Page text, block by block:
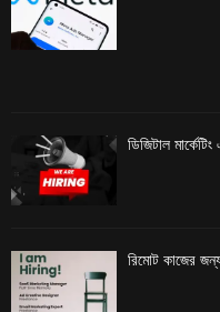
ডিজিটাল
রিমোট কাজের